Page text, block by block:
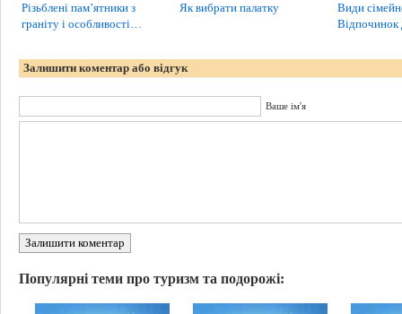
Різьблені пам’ятники з
граніту і особливості…
Як вибрати палатку
Види
Залишити коментар або відгук
Ваше ім'я
Залишити коментар
Популярні теми про туризм та подорожі: